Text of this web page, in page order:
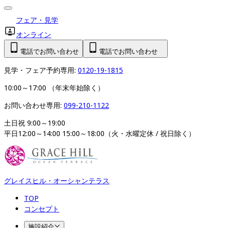
フェア・見学
オンライン
電話でお問い合わせ 電話でお問い合わせ
見学・フェア予約専用: 0120-19-1815
10:00～17:00 （年末年始除く）
お問い合わせ専用: 099-210-1122
土日祝 9:00～19:00
平日12:00～14:00 15:00～18:00（火・水曜定休 / 祝日除く）
グレイスヒル・オーシャンテラス
TOP
コンセプト